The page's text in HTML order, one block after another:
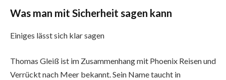
Was man mit Sicherheit sagen kann
Einiges lässt sich klar sagen
Thomas Gleiß ist im Zusammenhang mit Phoenix Reisen und
Verrückt nach Meer bekannt. Sein Name taucht in